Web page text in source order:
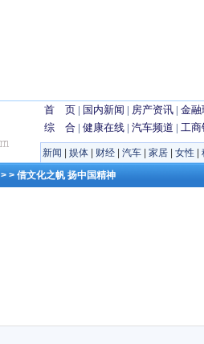
首 页 | 国内新闻 | 房产资讯 | 金融
综 合 | 健康在线 | 汽车频道 | 工商
新闻 娱体 财经 汽车 家居 女性
> > 借文化之帆 扬中国精神